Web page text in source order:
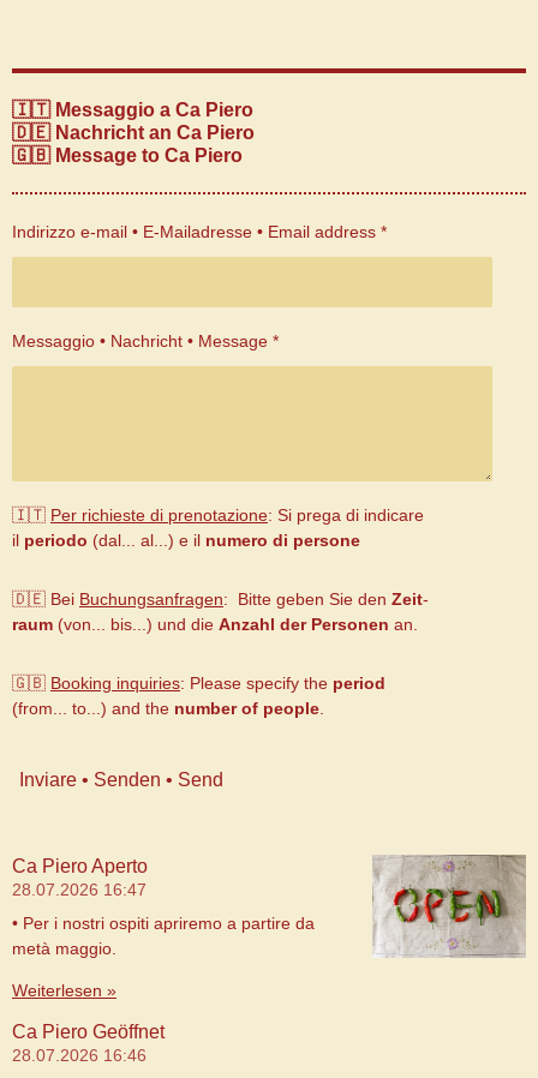
🇮🇹 Messaggio a Ca Piero
🇩🇪 Nachricht an Ca Piero
🇬🇧 Message to Ca Piero
Indirizzo e-mail • E-Mailadresse • Email address *
Messaggio • Nachricht • Message *
🇮🇹 Per richieste di prenotazione: Si prega di indicare
il periodo (dal... al...) e il numero di persone
🇩🇪 Bei Buchungsanfragen: Bitte geben Sie den Zeit-
raum (von... bis...) und die Anzahl der Personen an.
🇬🇧 Booking inquiries: Please specify the period
(from... to...) and the number of people
Inviare • Senden • Send
Ca Piero Aperto
28.07.2026 16:47
• Per i nostri ospiti apriremo a partire da
metà maggio.
Weiterlesen »
Ca Piero Geöffnet
28.07.2026 16:46